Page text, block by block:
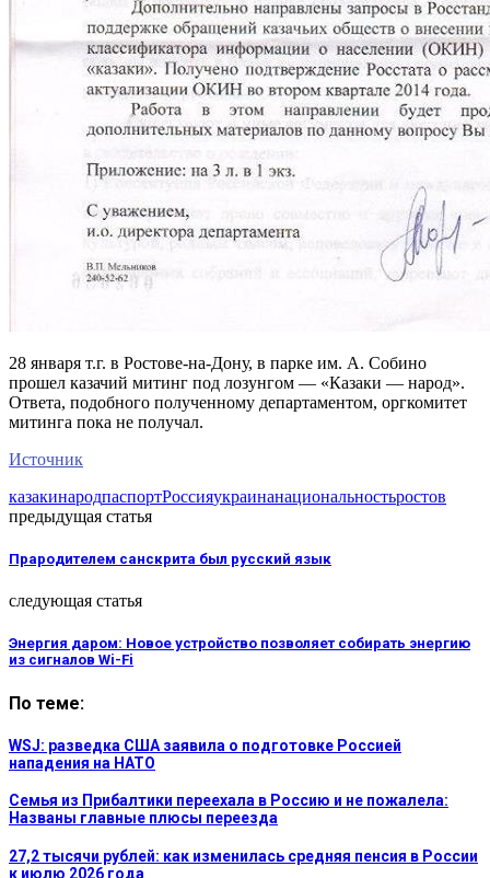
28 января т.г. в Ростове-на-Дону, в парке им. А. Собино
прошел казачий митинг под лозунгом — «Казаки — народ».
Ответа, подобного полученному департаментом, оргкомитет
митинга пока не получал.
Источник
казакинародпаспортРоссияукраинанациональностьростов
предыдущая статья
Прародителем санскрита был русский язык
следующая статья
Энергия даром: Новое устройство позволяет собирать энергию
из сигналов Wi-Fi
По теме:
WSJ: разведка США заявила о подготовке Россией
нападения на НАТО
Семья из Прибалтики переехала в Россию и не пожалела:
Названы главные плюсы переезда
27,2 тысячи рублей: как изменилась средняя пенсия в России
к июлю 2026 года